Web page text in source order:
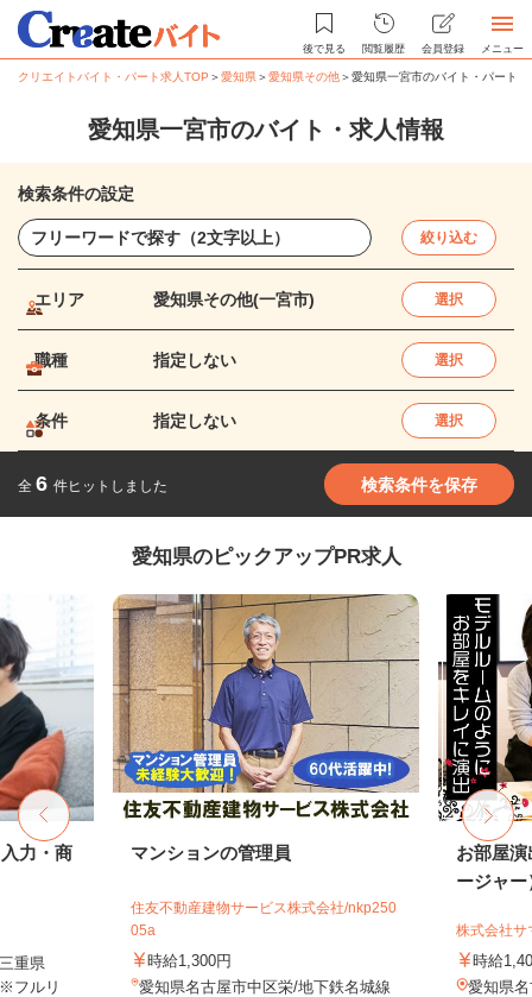
後で見る 閲覧履歴 会員登録 メニュー
クリエイトバイト・パート求人TOP ＞愛知県＞愛知県その他＞愛知県一宮市のバイト・パート求
愛知県一宮市のバイト・求人情報
検索条件の設定
絞り込む
エリア 愛知県その他(一宮市) 選択
職種 指定しない 選択
条件 指定しない 選択
全 6 件ヒットしました 検索条件を保存
愛知県のピックアップPR求人
力・商
重県
フルリ
マンションの管理員
住友不動産建物サービス株式会社/nkp250
05a
時給1,300円
愛知県名古屋市中区栄/地下鉄名城線
お部屋
ージャー
株式会社サ
時給
愛知県